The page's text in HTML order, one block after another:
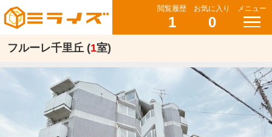
閲覧履歴
1
お気に入り
0
メニュー
フルーレ千里丘 (1室)